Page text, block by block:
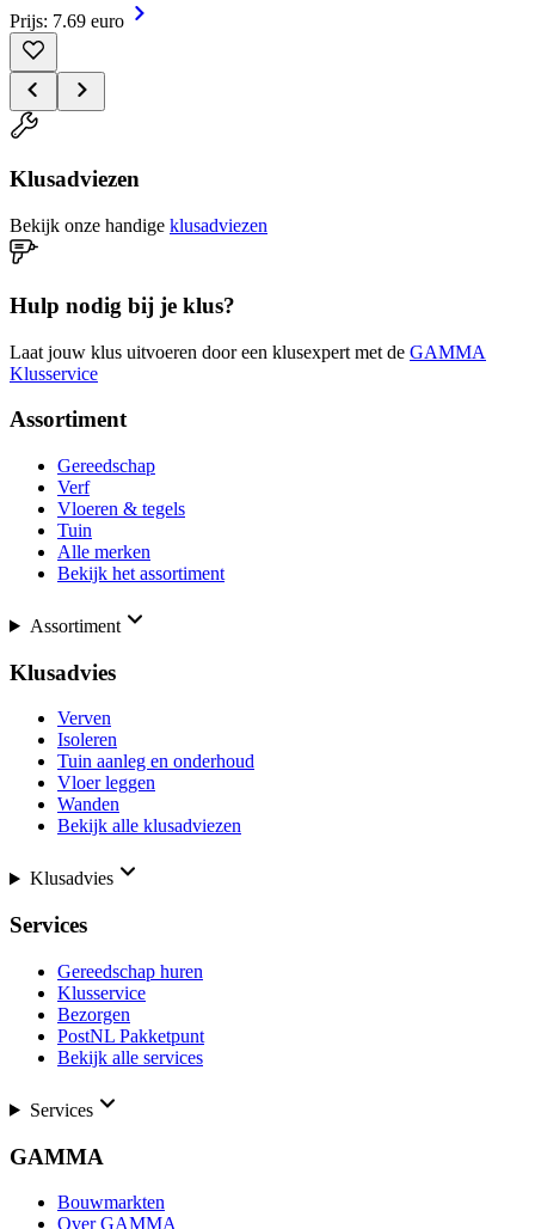
Prijs: 7.69 euro
Klusadviezen
Bekijk onze handige klusadviezen
Hulp nodig bij je klus?
Laat jouw klus uitvoeren door een klusexpert met de GAMMA
Klusservice
Assortiment
Gereedschap
Verf
Vloeren & tegels
Tuin
Alle merken
Bekijk het assortiment
Assortiment
Klusadvies
Verven
Isoleren
Tuin aanleg en onderhoud
Vloer leggen
Wanden
Bekijk alle klusadviezen
Klusadvies
Services
Gereedschap huren
Klusservice
Bezorgen
PostNL Pakketpunt
Bekijk alle services
Services
GAMMA
Bouwmarkten
Over GAMMA